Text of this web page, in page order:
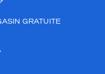
GRATUITE